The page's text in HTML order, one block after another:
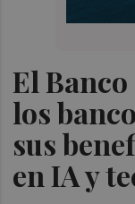
El
los
sus
en IA y